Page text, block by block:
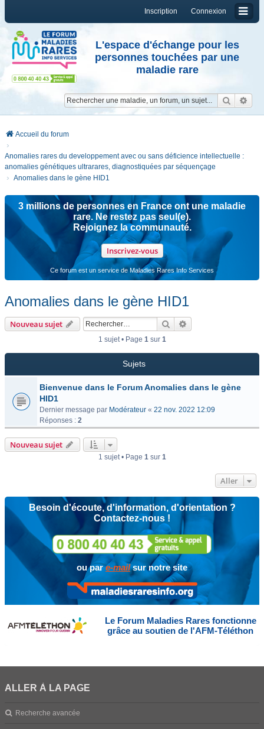
Connexion
Inscription
L'espace d'échange pour les
personnes touchées par une
maladie rare
Accueil du forum
Anomalies rares du developpement avec ou sans déficience intellectuelle :
anomalies génétiques ultrarares, diagnostiquées par séquençage
Anomalies dans le gène HID1
3 millions de personnes en France ont une maladie
rare. Ne restez pas seul(e).
Rejoignez la communauté.
Inscrivez-vous
Ce forum est un service de Maladies Rares Info Services
Anomalies dans le gène HID1
Nouveau sujet Rechercher
1 sujet • Page 1sur 1
Sujets
Bienvenue dans le Forum Anomalies dans le gène
HID1
Dernier message par Modérateur « 22 nov. 2022 12:09
Réponses : 2
Nouveau sujet
1 sujet • Page 1sur 1
Aller
Besoin d'écoute, d'information, d'orientation ?
Contactez-nous !
ou pare-mailsur notre site
Le Forum Maladies Rares fonctionne
grâce au soutien de l'AFM-Téléthon
ALLER À LA PAGE
Recherche avancée